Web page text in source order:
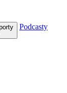
Podcasty